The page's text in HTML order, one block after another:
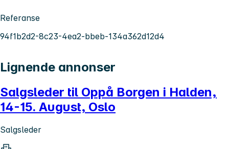
Referanse
94f1b2d2-8c23-4ea2-bbeb-134a362d12d4
Lignende annonser
Salgsleder til Oppå Borgen i Halden,
14-15. August, Oslo
Salgsleder